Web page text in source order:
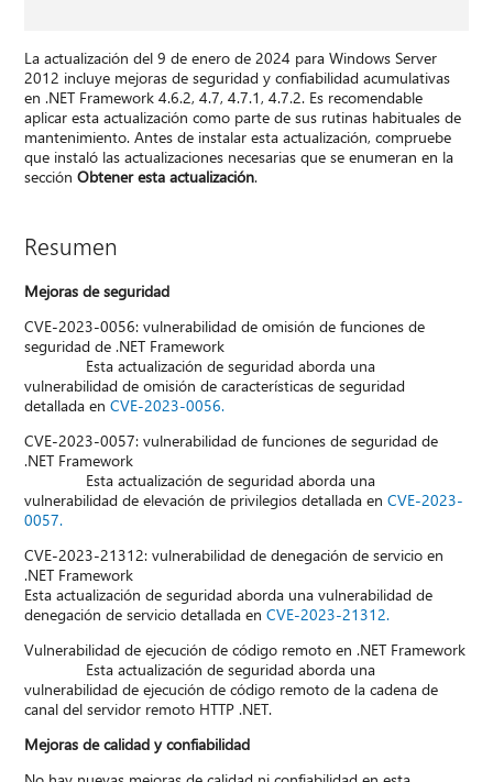
La actualización del 9 de enero de 2024 para Windows Server
2012 incluye mejoras de seguridad y confiabilidad acumulativas
en .NET Framework 4.6.2, 4.7, 4.7.1, 4.7.2. Es recomendable
aplicar esta actualización como parte de sus rutinas habituales de
mantenimiento. Antes de instalar esta actualización, compruebe
que instaló las actualizaciones necesarias que se enumeran en la
secciónObtener esta actualización.
Resumen
Mejoras de seguridad
CVE-2023-0056: vulnerabilidad de omisión de funciones de
seguridad de .NET Framework
Esta actualización de seguridad aborda una
vulnerabilidad de omisión de características de seguridad
detallada enCVE-2023-0056.
CVE-2023-0057: vulnerabilidad de funciones de seguridad de
.NET Framework
Esta actualización de seguridad aborda una
vulnerabilidad de elevación de privilegios detallada enCVE-2023-
0057.
CVE-2023-21312: vulnerabilidad de denegación de servicio en
.NET Framework
Esta actualización de seguridad aborda una vulnerabilidad de
denegación de servicio detallada enCVE-2023-21312.
Vulnerabilidad de ejecución de código remoto en .NET Framework
Esta actualización de seguridad aborda una
vulnerabilidad de ejecución de código remoto de la cadena de
canal del servidor remoto HTTP .NET.
Mejoras de calidad y confiabilidad